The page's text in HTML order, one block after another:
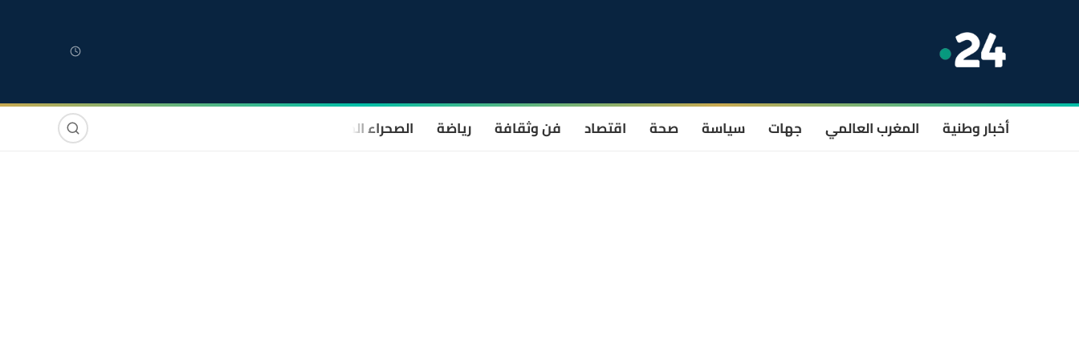
أخبار وطنية المغرب العالمي جهات سياسة صحة اقتصاد فن وثقافة رياضة الصحراء المغربية صوت وصورة